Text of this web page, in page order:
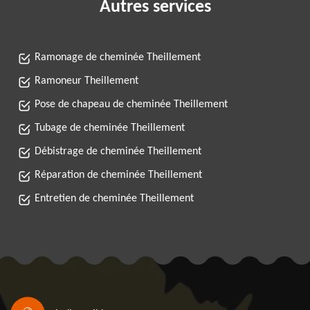
Autres services
Ramonage de cheminée Theillement
Ramoneur Theillement
Pose de chapeau de cheminée Theillement
Tubage de cheminée Theillement
Débistrage de cheminée Theillement
Réparation de cheminée Theillement
Entretien de cheminée Theillement